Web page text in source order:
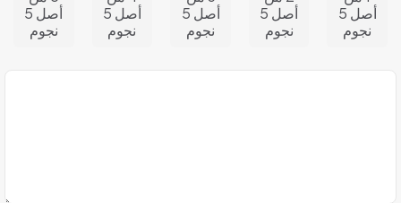
أصل 5
نجوم
أصل 5
نجوم
أصل 5
نجوم
أصل 5
نجوم
أصل 5
نجوم